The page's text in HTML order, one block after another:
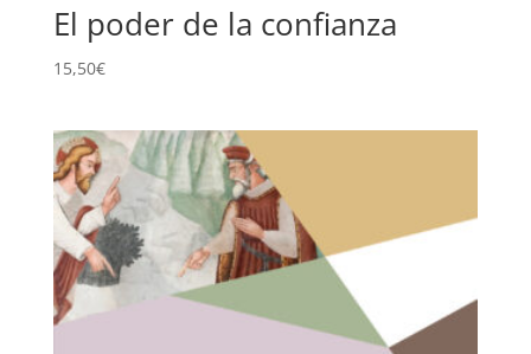
El poder de la confianza
15,50€